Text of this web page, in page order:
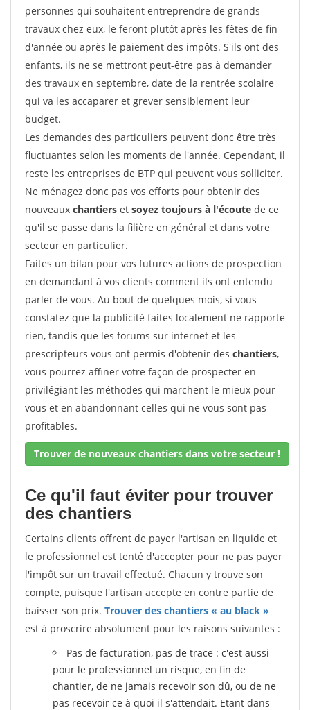
personnes qui souhaitent entreprendre de grands
travaux chez eux, le feront plutôt après les fêtes de fin
d'année ou après le paiement des impôts. S'ils ont des
enfants, ils ne se mettront peut-être pas à demander
des travaux en septembre, date de la rentrée scolaire
qui va les accaparer et grever sensiblement leur
budget.
Les demandes des particuliers peuvent donc être très
fluctuantes selon les moments de l'année. Cependant, il
reste les entreprises de BTP qui peuvent vous solliciter.
Ne ménagez donc pas vos efforts pour obtenir des
nouveaux chantiers et soyez toujours à l'écoute de ce
qu'il se passe dans la filière en général et dans votre
secteur en particulier.
Faites un bilan pour vos futures actions de prospection
en demandant à vos clients comment ils ont entendu
parler de vous. Au bout de quelques mois, si vous
constatez que la publicité faites localement ne rapporte
rien, tandis que les forums sur internet et les
prescripteurs vous ont permis d'obtenir des chantiers,
vous pourrez affiner votre façon de prospecter en
privilégiant les méthodes qui marchent le mieux pour
vous et en abandonnant celles qui ne vous sont pas
profitables.
Trouver de nouveaux chantiers dans votre secteur !
Ce qu'il faut éviter pour trouver
des chantiers
Certains clients offrent de payer l'artisan en liquide et
le professionnel est tenté d'accepter pour ne pas payer
l'impôt sur un travail effectué. Chacun y trouve son
compte, puisque l'artisan accepte en contre partie de
baisser son prix. Trouver des chantiers « au black »
est à proscrire absolument pour les raisons suivantes :
Pas de facturation, pas de trace : c'est aussi
pour le professionnel un risque, en fin de
chantier, de ne jamais recevoir son dû, ou de ne
pas recevoir ce à quoi il s'attendait. Etant dans